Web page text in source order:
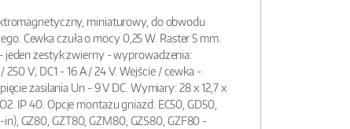
miniaturowy, do obwodu
Cewka czuła o mocy 0,25 W. Raster 5 mm.
jeden zestyk zwierny - wyprowadzenia:
/ 250 V; DC1 - 16 A / 24 V. Wejście / cewka -
zasilania Un - 9 V DC. Wymiary: 28 x 12,7 x
IP 40. Opcje montażu gniazd: EC50, GD50,
GZ80, GZT80, GZM80, GZS80, GZF80 -